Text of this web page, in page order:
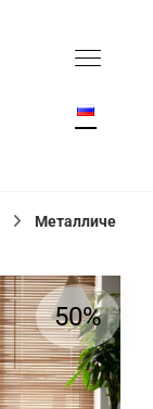
Металличе
50%